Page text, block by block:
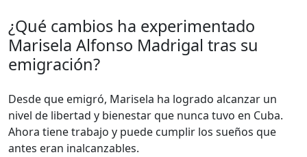
¿Qué cambios ha experimentado
Marisela Alfonso Madrigal tras su
emigración?
Desde que emigró, Marisela ha logrado alcanzar un
nivel de libertad y bienestar que nunca tuvo en Cuba.
Ahora tiene trabajo y puede cumplir los sueños que
antes eran inalcanzables.